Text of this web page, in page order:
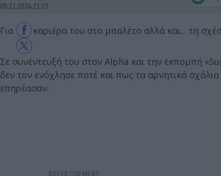
05.11.2024 21:17
Για την καριέρα του στο μπαλέτο αλλά και... τη
Σε συνέντευξή του στον Alpha και την εκπομπή
δεν τον ενόχλησε ποτέ και πως τα αρνητικά
επηρέασαν.